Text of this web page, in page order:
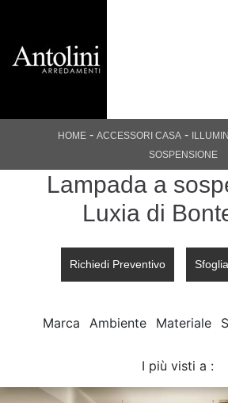
HOME- ACCESSORI CASA-
SOSPENSIONE
Lampada a
Luxia di
Richiedi Preventivo
Marca Ambiente Materiale
I più visti a :